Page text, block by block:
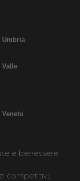
e benessere
competitivi,